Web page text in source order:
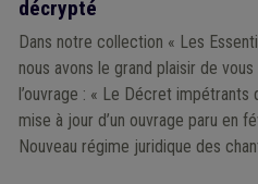
décrypté
Dans notre collection « Les
nous avons le grand plaisir de
l’ouvrage : « Le Décret impétrants
mise à jour d’un ouvrage paru en
Nouveau régime juridique des